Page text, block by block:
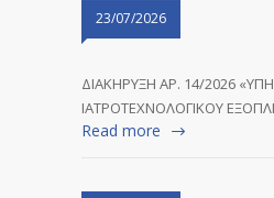
23/07/2026
ΔΙΑΚΗΡΥΞΗ ΑΡ. 14/2026
ΙΑΤΡΟΤΕΧΝΟΛΟΓΙΚΟΥ
Read more